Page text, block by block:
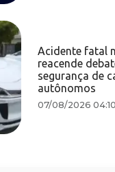
Acidente fatal
reacende
segurança de
autônomos
07/08/2026 04:10